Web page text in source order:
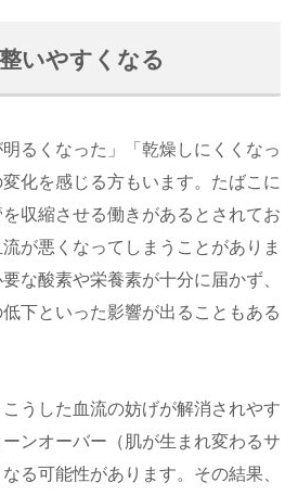
いやすくなる
るくなった」「乾燥しにくくなっ
化を感じる方もいます。たばこに
収縮させる働きがあるとされてお
が悪くなってしまうことがありま
な酸素や栄養素が十分に届かず、
下といった影響が出ることもある
うした血流の妨げが解消されやす
ンオーバー（肌が生まれ変わるサ
る可能性があります。その結果、